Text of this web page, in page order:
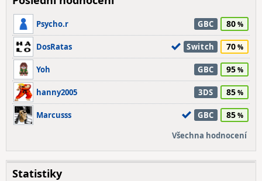
Psycho.r GBC 80
DosRatas Switch 70
Yoh GBC 95
hanny2005 3DS 85
Marcusss GBC 85
Všechna hodnocení
Statistiky